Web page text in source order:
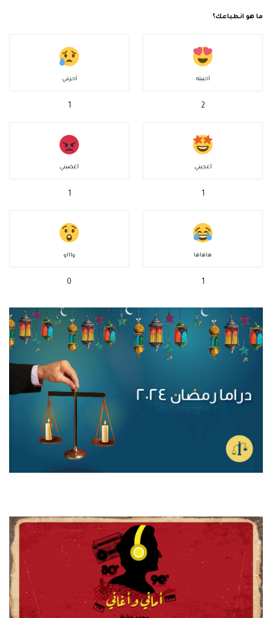
ما هو انطباعك؟
أحببته
2
أحزنني
1
أعجبني
1
أغضبني
1
هاهاها
1
واااو
0